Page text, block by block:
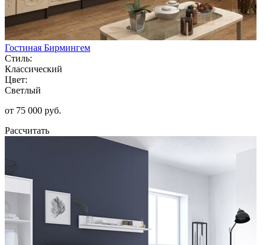
Гостиная Бирмингем
Стиль:
Классический
Цвет:
Светлый
от 75 000 руб.
Рассчитать